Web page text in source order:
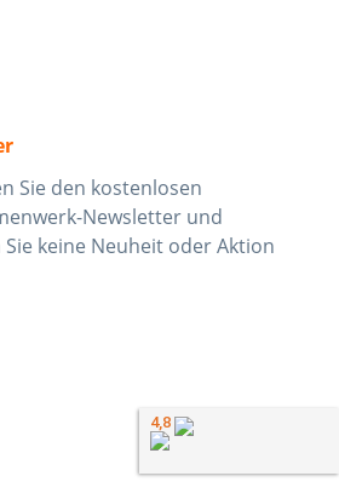
Sie den kostenlosen
Newsletter und
keine Neuheit oder Aktion
4,8